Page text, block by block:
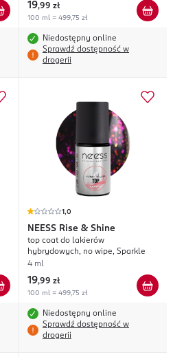
19,99 zł
100 ml = 499,75 zł
Niedostępny online
Sprawdź dostępność w
drogerii
1,0
NEESS Rise & Shine
top coat do lakierów
hybrydowych, no wipe, Sparkle
4 ml
19,99 zł
100 ml = 499,75 zł
Niedostępny online
Sprawdź dostępność w
drogerii